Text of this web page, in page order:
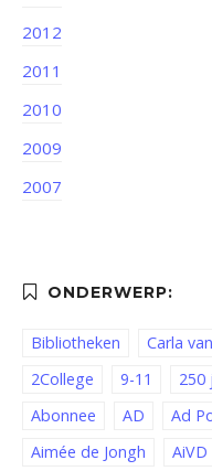
2012
2011
2010
2009
2007
Bibliotheken Carla
2College
9-11 250
Abonnee
AD Ad
Aimée de Jongh
AiVD